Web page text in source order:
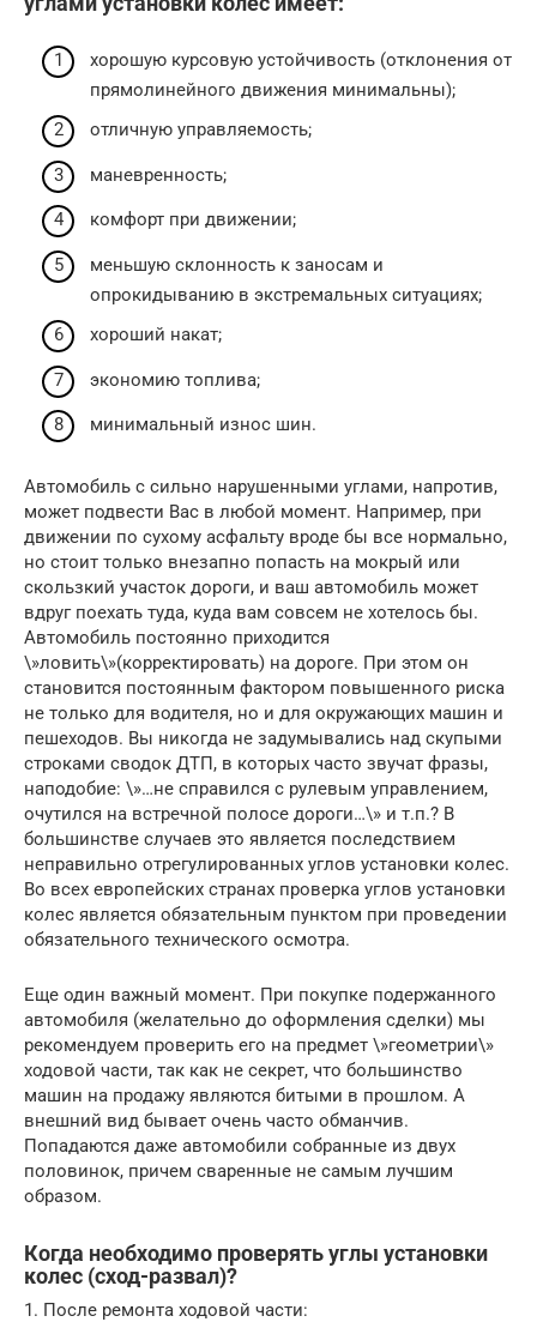
хорошую курсовую устойчивость (отклонения от
прямолинейного движения минимальны);
отличную управляемость;
маневренность;
комфорт при движении;
меньшую склонность к заносам и
опрокидыванию в экстремальных ситуациях;
хороший накат;
экономию топлива;
минимальный износ шин.
Автомобиль с сильно нарушенными углами, напротив,
может подвести Вас в любой момент. Например, при
движении по сухому асфальту вроде бы все нормально,
но стоит только внезапно попасть на мокрый или
скользкий участок дороги, и ваш автомобиль может
вдруг поехать туда, куда вам совсем не хотелось бы.
Автомобиль постоянно приходится
\»ловить\»(корректировать) на дороге. При этом он
становится постоянным фактором повышенного риска
не только для водителя, но и для окружающих машин и
пешеходов. Вы никогда не задумывались над скупыми
строками сводок ДТП, в которых часто звучат фразы,
наподобие: \»…не справился с рулевым управлением,
очутился на встречной полосе дороги…\» и т.п.? В
большинстве случаев это является последствием
неправильно отрегулированных углов установки колес.
Во всех европейских странах проверка углов установки
колес является обязательным пунктом при проведении
обязательного технического осмотра.
Еще один важный момент. При покупке подержанного
автомобиля (желательно до оформления сделки) мы
рекомендуем проверить его на предмет \»геометрии\»
ходовой части, так как не секрет, что большинство
машин на продажу являются битыми в прошлом. А
внешний вид бывает очень часто обманчив.
Попадаются даже автомобили собранные из двух
половинок, причем сваренные не самым лучшим
образом.
Когда необходимо проверять углы установки
колес (сход-развал)?
1. После ремонта ходовой части: